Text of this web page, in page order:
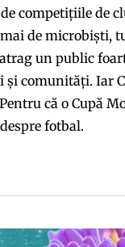
de competițiile de
de microbiști,
un public
și comunități. Iar
că o Cupă
fotbal.